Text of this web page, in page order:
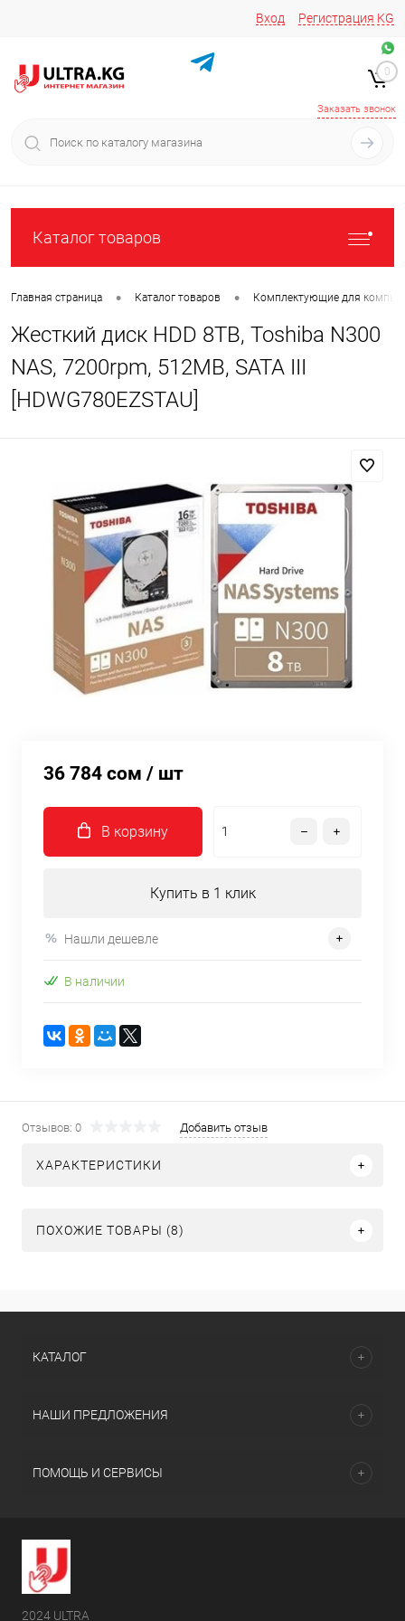
Вход Регистрация KG
+996 776161037
+996 772022908
Заказать звонок
0
Каталог товаров
Главная страница • Каталог товаров • Комплектующие для
Жесткий диск HDD 8TB, Toshiba N300
NAS, 7200rpm, 512MB, SATA III
[HDWG780EZSTAU]
36 784 сом / шт
В корзину
Купить в 1 клик
Нашли дешевле
В наличии
Отзывов: 0 Добавить отзыв
ХАРАКТЕРИСТИКИ
ПОХОЖИЕ ТОВАРЫ (8)
КАТАЛОГ
НАШИ ПРЕДЛОЖЕНИЯ
ПОМОЩЬ И СЕРВИСЫ
2024 ULTRA